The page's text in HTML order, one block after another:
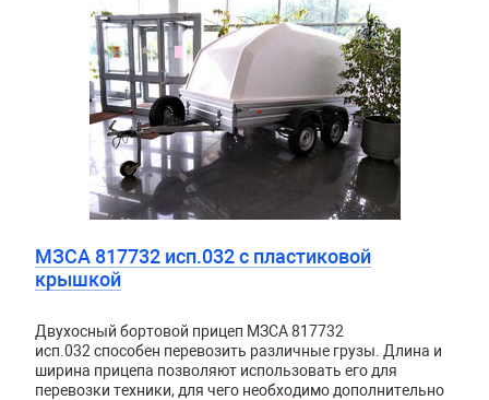
МЗСА 817732 исп.032 с пластиковой
крышкой
Двухосный бортовой прицеп МЗСА 817732
исп.032 способен перевозить различные грузы. Длина и
ширина прицепа позволяют использовать его для
перевозки техники, для чего необходимо дополнительно